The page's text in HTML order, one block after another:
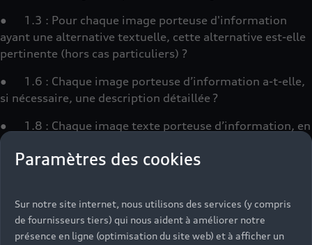
● 1.3 : Pour chaque image porteuse d'information
ayant une alternative textuelle, cette alternative est-elle
pertinente (hors cas particuliers) ?
● 1.6 : Chaque image porteuse d’information a-t-elle,
si nécessaire, une description détaillée ?
● 1.8 : Chaque image texte porteuse d’information, en
l’absence d’un mécanisme de remplacement, doit si
possible être remplacée par du texte stylé. Cette règle
● 3.1 : Dans chaque page web, l’information ne doit
pas être donnée uniquement par la couleur. Cette règle
est-elle respectée ?
Paramètres des cookies
Sur notre site internet, nous utilisons des services (y compris
de fournisseurs tiers) qui nous aident à améliorer notre
présence en ligne (optimisation du site web) et à afficher un